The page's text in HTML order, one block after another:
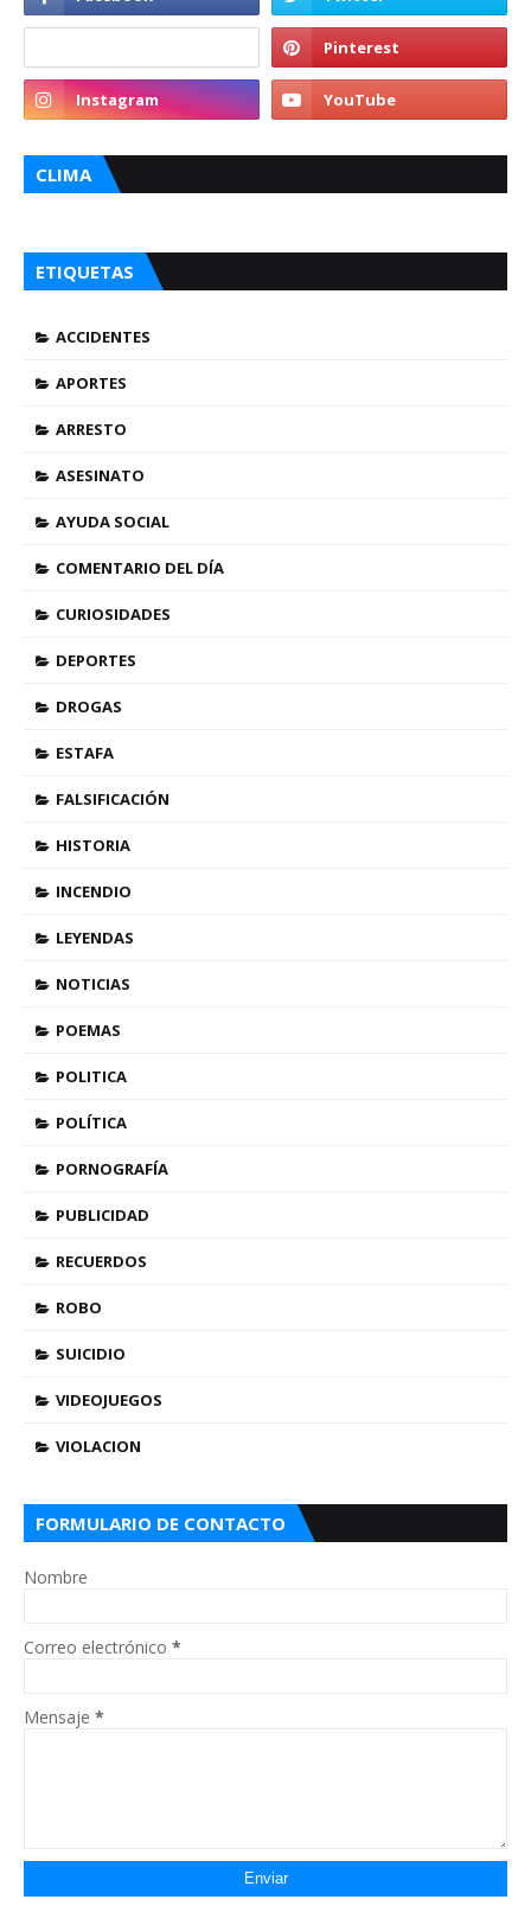
CLIMA
ETIQUETAS
ACCIDENTES
APORTES
ARRESTO
ASESINATO
AYUDA SOCIAL
COMENTARIO DEL DÍA
CURIOSIDADES
DEPORTES
DROGAS
ESTAFA
FALSIFICACIÓN
HISTORIA
INCENDIO
LEYENDAS
NOTICIAS
POEMAS
POLITICA
POLÍTICA
PORNOGRAFÍA
PUBLICIDAD
RECUERDOS
ROBO
SUICIDIO
VIDEOJUEGOS
VIOLACION
FORMULARIO DE CONTACTO
Nombre
Correo electrónico *
Mensaje *